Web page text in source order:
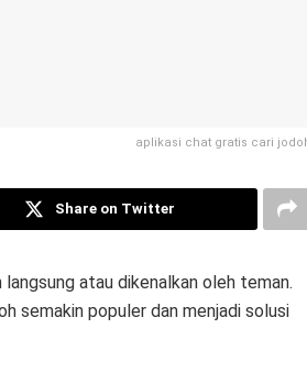
aplikasi chat gratis cari
Share on Twitter
atau dikenalkan oleh teman.
semakin populer dan menjadi solusi